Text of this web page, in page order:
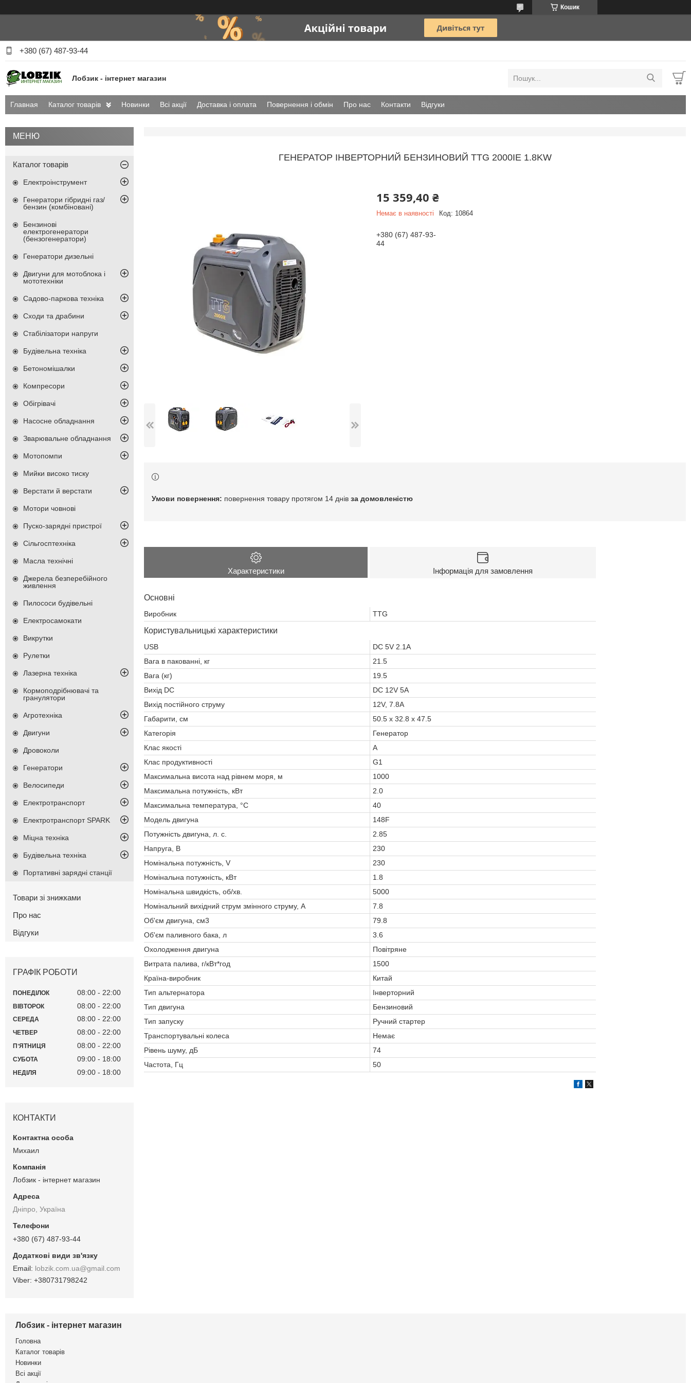
Кошик
+380 (67) 487-93-44
Лобзик - інтернет магазин
Главная Каталог товарів Новинки Всі акції Доставка і оплата Повернення і обмін Про нас Контакти Відгуки
ГЕНЕРАТОР ІНВЕРТОРНИЙ БЕНЗИНОВИЙ TTG 2000IE 1.8KW
15 359,40 ₴
Немає в наявності Код: 10864
+380 (67) 487-93-
44
повернення товару протягом 14 днів за домовленістю
Характеристики Інформація для замовлення
Основні
Виробник TTG
Користувальницькі характеристики
USB
DC 5V 2.1A
Вага в пакованні, кг
21.5
Вага (кг)
19.5
Вихід DC
DC 12V 5A
Вихід постійного струму
12V, 7.8A
Габарити, см
50.5 х 32.8 х 47.5
Категорія
Генератор
Клас якості
А
Клас продуктивності
G1
Максимальна висота над рівнем моря, м
1000
Максимальна потужність, кВт
2.0
Максимальна температура, °С
40
Модель двигуна
148F
Потужність двигуна, л. с.
2.85
Напруга, В
230
Номінальна потужність, V
230
Номінальна потужність, кВт
1.8
Номінальна швидкість, об/хв.
5000
Номінальний вихідний струм змінного струму, А
7.8
Об'єм двигуна, см3
79.8
Об'єм паливного бака, л
3.6
Охолодження двигуна
Повітряне
Витрата палива, г/кВт*год
1500
Країна-виробник
Китай
Тип альтернатора
Інверторний
Тип двигуна
Бензиновий
Тип запуску
Ручний стартер
Транспортувальні колеса
Немає
Рівень шуму, дБ
74
Частота, Гц
50
Каталог товарів
Електроінструмент
Генератори гібридні газ/
бензин (комбіновані)
Бензинові
електрогенератори
(бензогенератори)
Генератори дизельні
Двигуни для мотоблока і
мототехніки
Садово-паркова техніка
Сходи та драбини
Стабілізатори напруги
Будівельна техніка
Бетономішалки
Компресори
Обігрівачі
Насосне обладнання
Зварювальне обладнання
Мотопомпи
Мийки високо тиску
Верстати й верстати
Мотори човнові
Пуско-зарядні пристрої
Сільгосптехніка
Масла технічні
Джерела безперебійного
живлення
Пилососи будівельні
Електросамокати
Викрутки
Рулетки
Лазерна техніка
Кормоподрібнювачі та
гранулятори
Агротехніка
Двигуни
Дровоколи
Генератори
Велосипеди
Електротранспорт
Електротранспорт SPARK
Міцна техніка
Будівельна техніка
Портативні зарядні станції
Товари зі знижками
Про нас
Відгуки
ГРАФІК РОБОТИ
ПОНЕДІЛОК 08:00 22:00
ВІВТОРОК 08:00 22:00
СЕРЕДА 08:00 22:00
ЧЕТВЕР 08:00 22:00
ПʼЯТНИЦЯ 08:00 22:00
СУБОТА 09:00 18:00
НЕДІЛЯ 09:00 18:00
КОНТАКТИ
Михаил
Лобзик - інтернет магазин
Дніпро, Україна
+380 (67) 487-93-44
lobzik.com.ua@gmail.com
+380731798242
Лобзик - інтернет магазин
Головна
Каталог товарів
Новинки
Всі акції